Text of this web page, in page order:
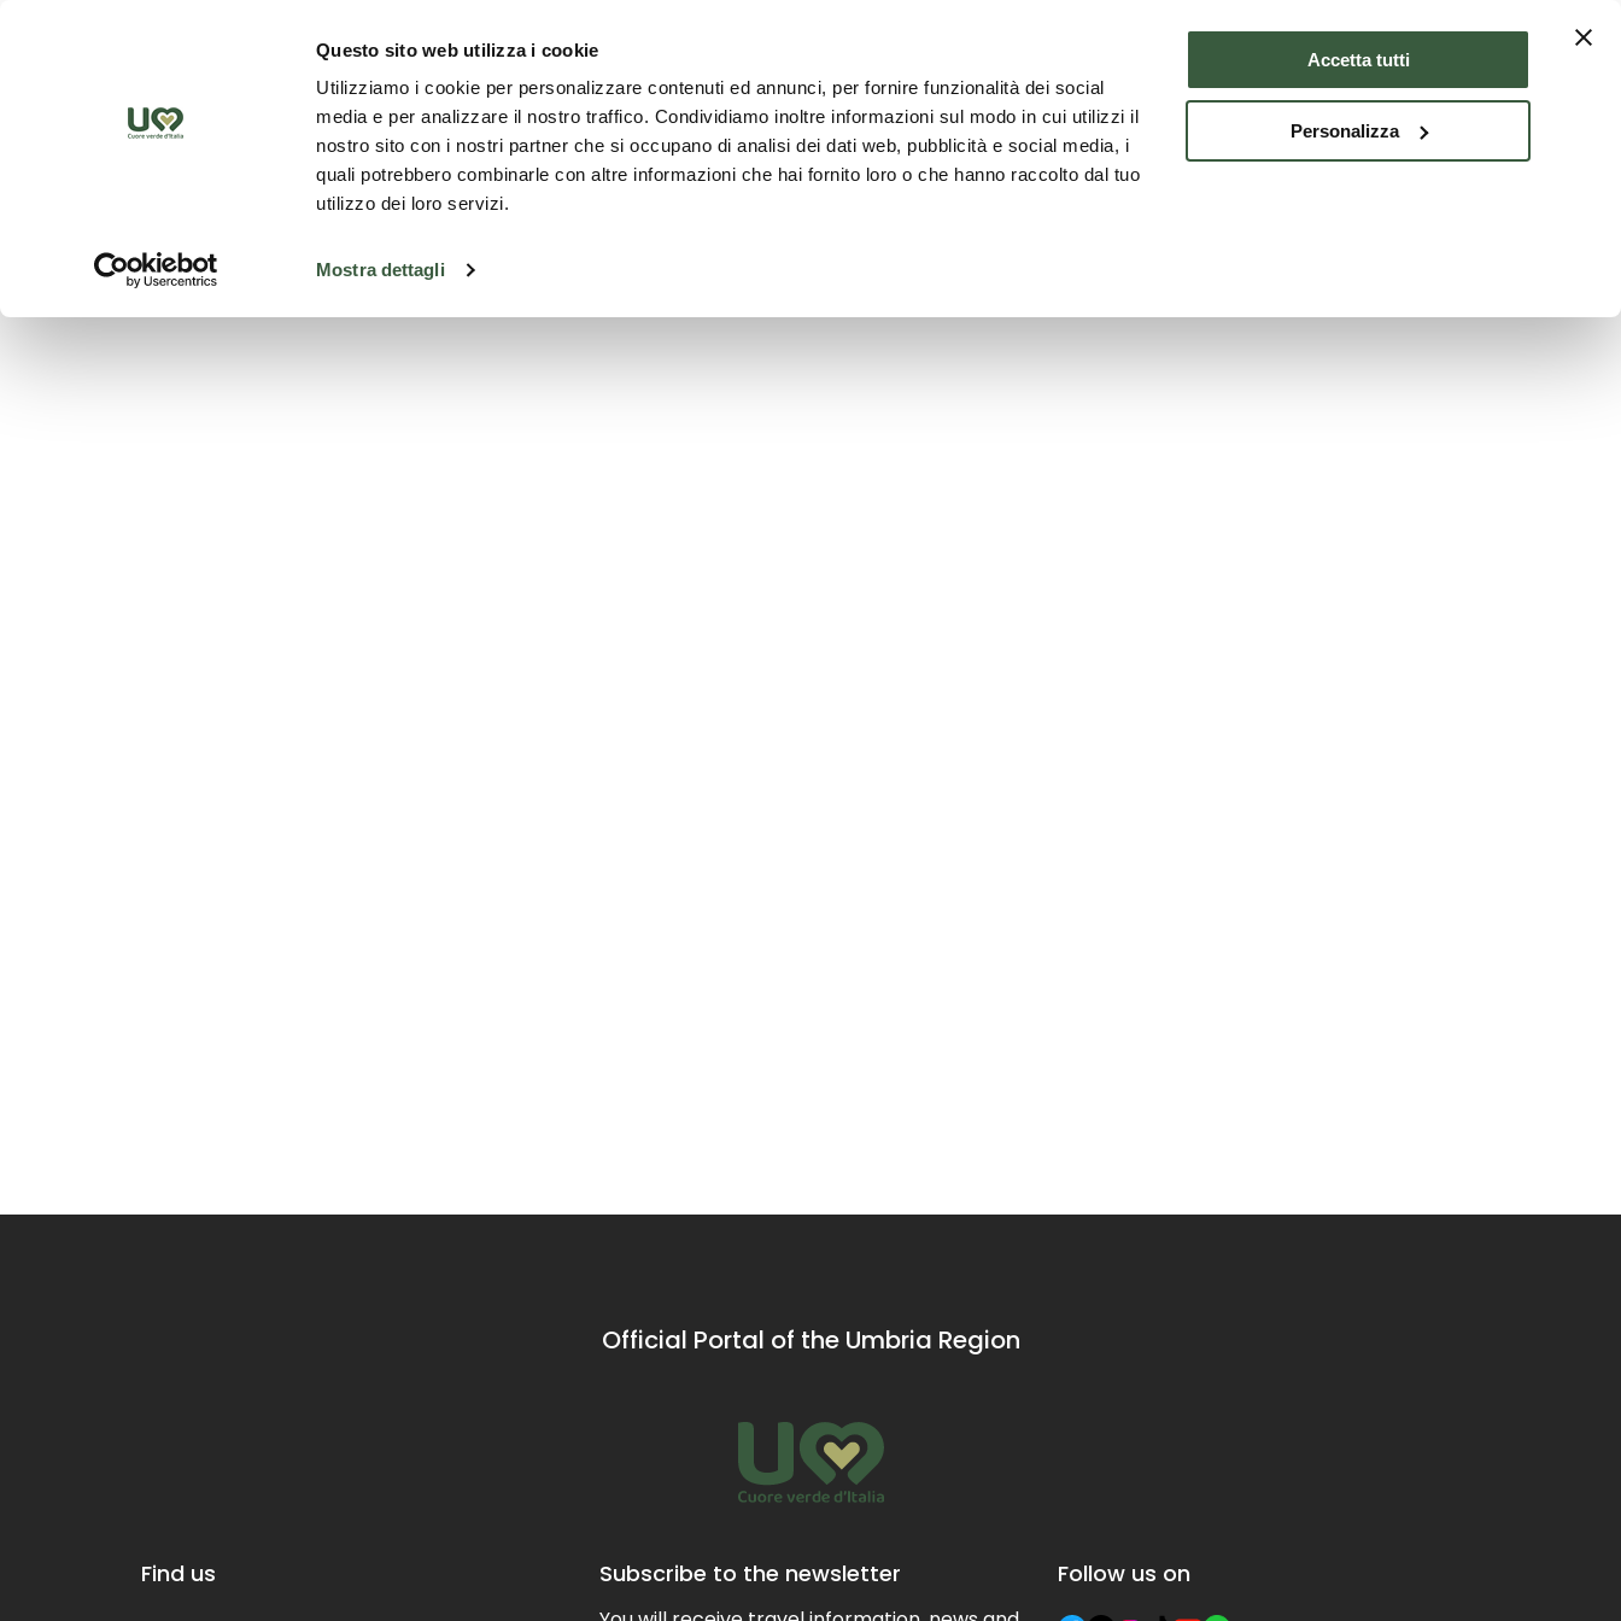
Questo sito web utilizza i cookie
Utilizziamo i cookie per personalizzare contenuti ed annunci, per fornire funzionalità dei social
media e per analizzare il nostro traffico. Condividiamo inoltre informazioni sul modo in cui utilizzi il
nostro sito con i nostri partner che si occupano di analisi dei dati web, pubblicità e social media, i
quali potrebbero combinarle con altre informazioni che hai fornito loro o che hanno raccolto dal tuo
utilizzo dei loro servizi.
Mostra dettagli
Accetta tutti
Personalizza
Discover the region
Official Portal of the Umbria Region
Find us Subscribe to the newsletter Follow us on